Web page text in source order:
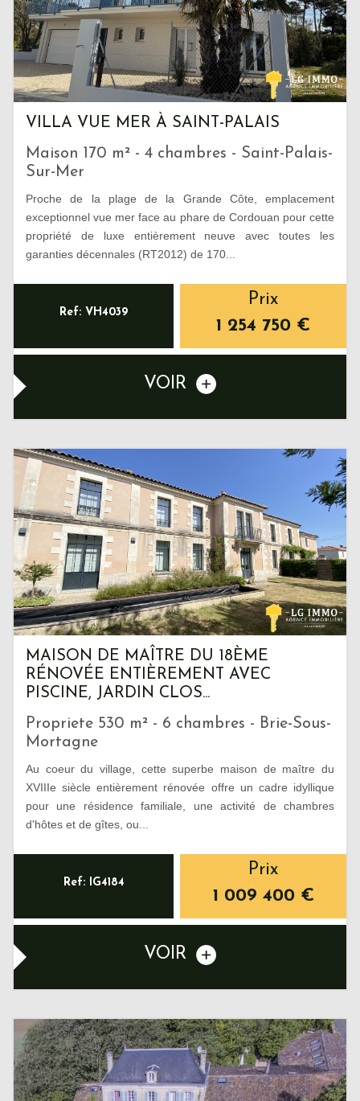
VILLA VUE MER À SAINT-PALAIS
Maison 170 m² - 4 chambres - Saint-Palais-
Sur-Mer
Proche de la plage de la Grande Côte, emplacement
exceptionnel vue mer face au phare de Cordouan pour cette
propriété de luxe entièrement neuve avec toutes les
garanties décennales (RT2012) de 170...
Ref: VH4039
Prix
1 254 750 €
VOIR
MAISON DE MAÎTRE DU 18ÈME
RÉNOVÉE ENTIÈREMENT AVEC
PISCINE, JARDIN CLOS...
Propriete 530 m² - 6 chambres - Brie-Sous-
Mortagne
Au coeur du village, cette superbe maison de maître du
XVIIIe siècle entièrement rénovée offre un cadre idyllique
pour une résidence familiale, une activité de chambres
d'hôtes et de gîtes, ou...
Ref: IG4184
Prix
1 009 400 €
VOIR